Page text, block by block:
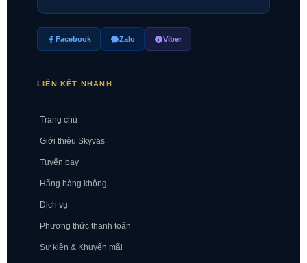
Facebook Zalo Viber
LIÊN KẾT NHANH
Trang chủ
Giới thiệu Skyvas
Tuyến bay
Hãng hàng không
Dịch vụ
Phương thức thanh toán
Sự kiện & Khuyến mãi